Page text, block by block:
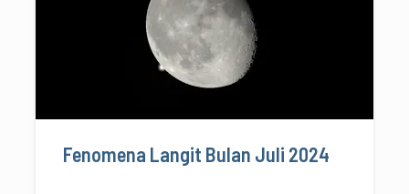
Fenomena Langit Bulan Juli 2024